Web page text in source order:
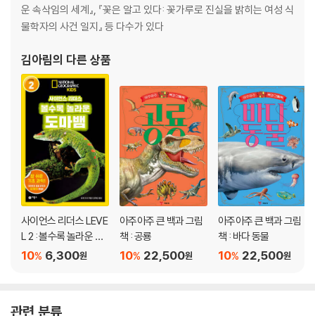
운 속삭임의 세계』, 『꽃은 알고 있다: 꽃가루로 진실을 밝히는 여성 식
물학자의 사건 일지』 등 다수가 있다
김아림의 다른 상품
사이언스 리더스 LEVE
L 2 : 볼수록 놀라운 도
마뱀 6,300원
10%
아주아주 큰 백과 그림
책 : 공룡
22,500원
10%
아주아주 큰 백과 그림
책 : 바다 동물
22,500원
10%
관련 분류